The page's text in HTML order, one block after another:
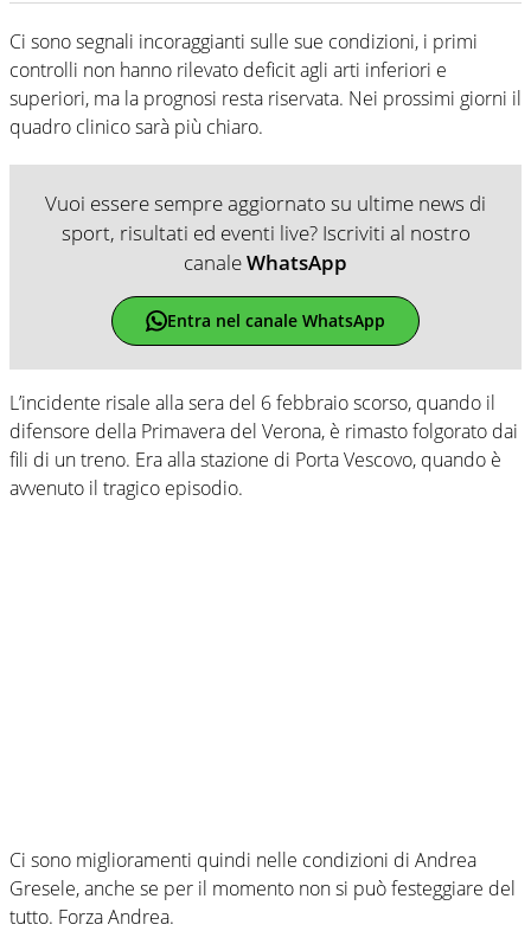
Ci sono segnali incoraggianti sulle sue condizioni, i primi
controlli non hanno rilevato deficit agli arti inferiori e
superiori, ma la prognosi resta riservata. Nei prossimi giorni il
quadro clinico sarà più chiaro.
Vuoi essere sempre aggiornato su ultime news di
sport, risultati ed eventi live? Iscriviti al nostro
canaleWhatsApp
Entra nel canale WhatsApp
L’incidente risale alla sera del 6 febbraio scorso, quando il
difensore della Primavera del Verona, è rimasto folgorato dai
fili di un treno. Era alla stazione di Porta Vescovo, quando è
avvenuto il tragico episodio.
Ci sono miglioramenti quindi nelle condizioni di Andrea
Gresele, anche se per il momento non si può festeggiare del
tutto. Forza Andrea.